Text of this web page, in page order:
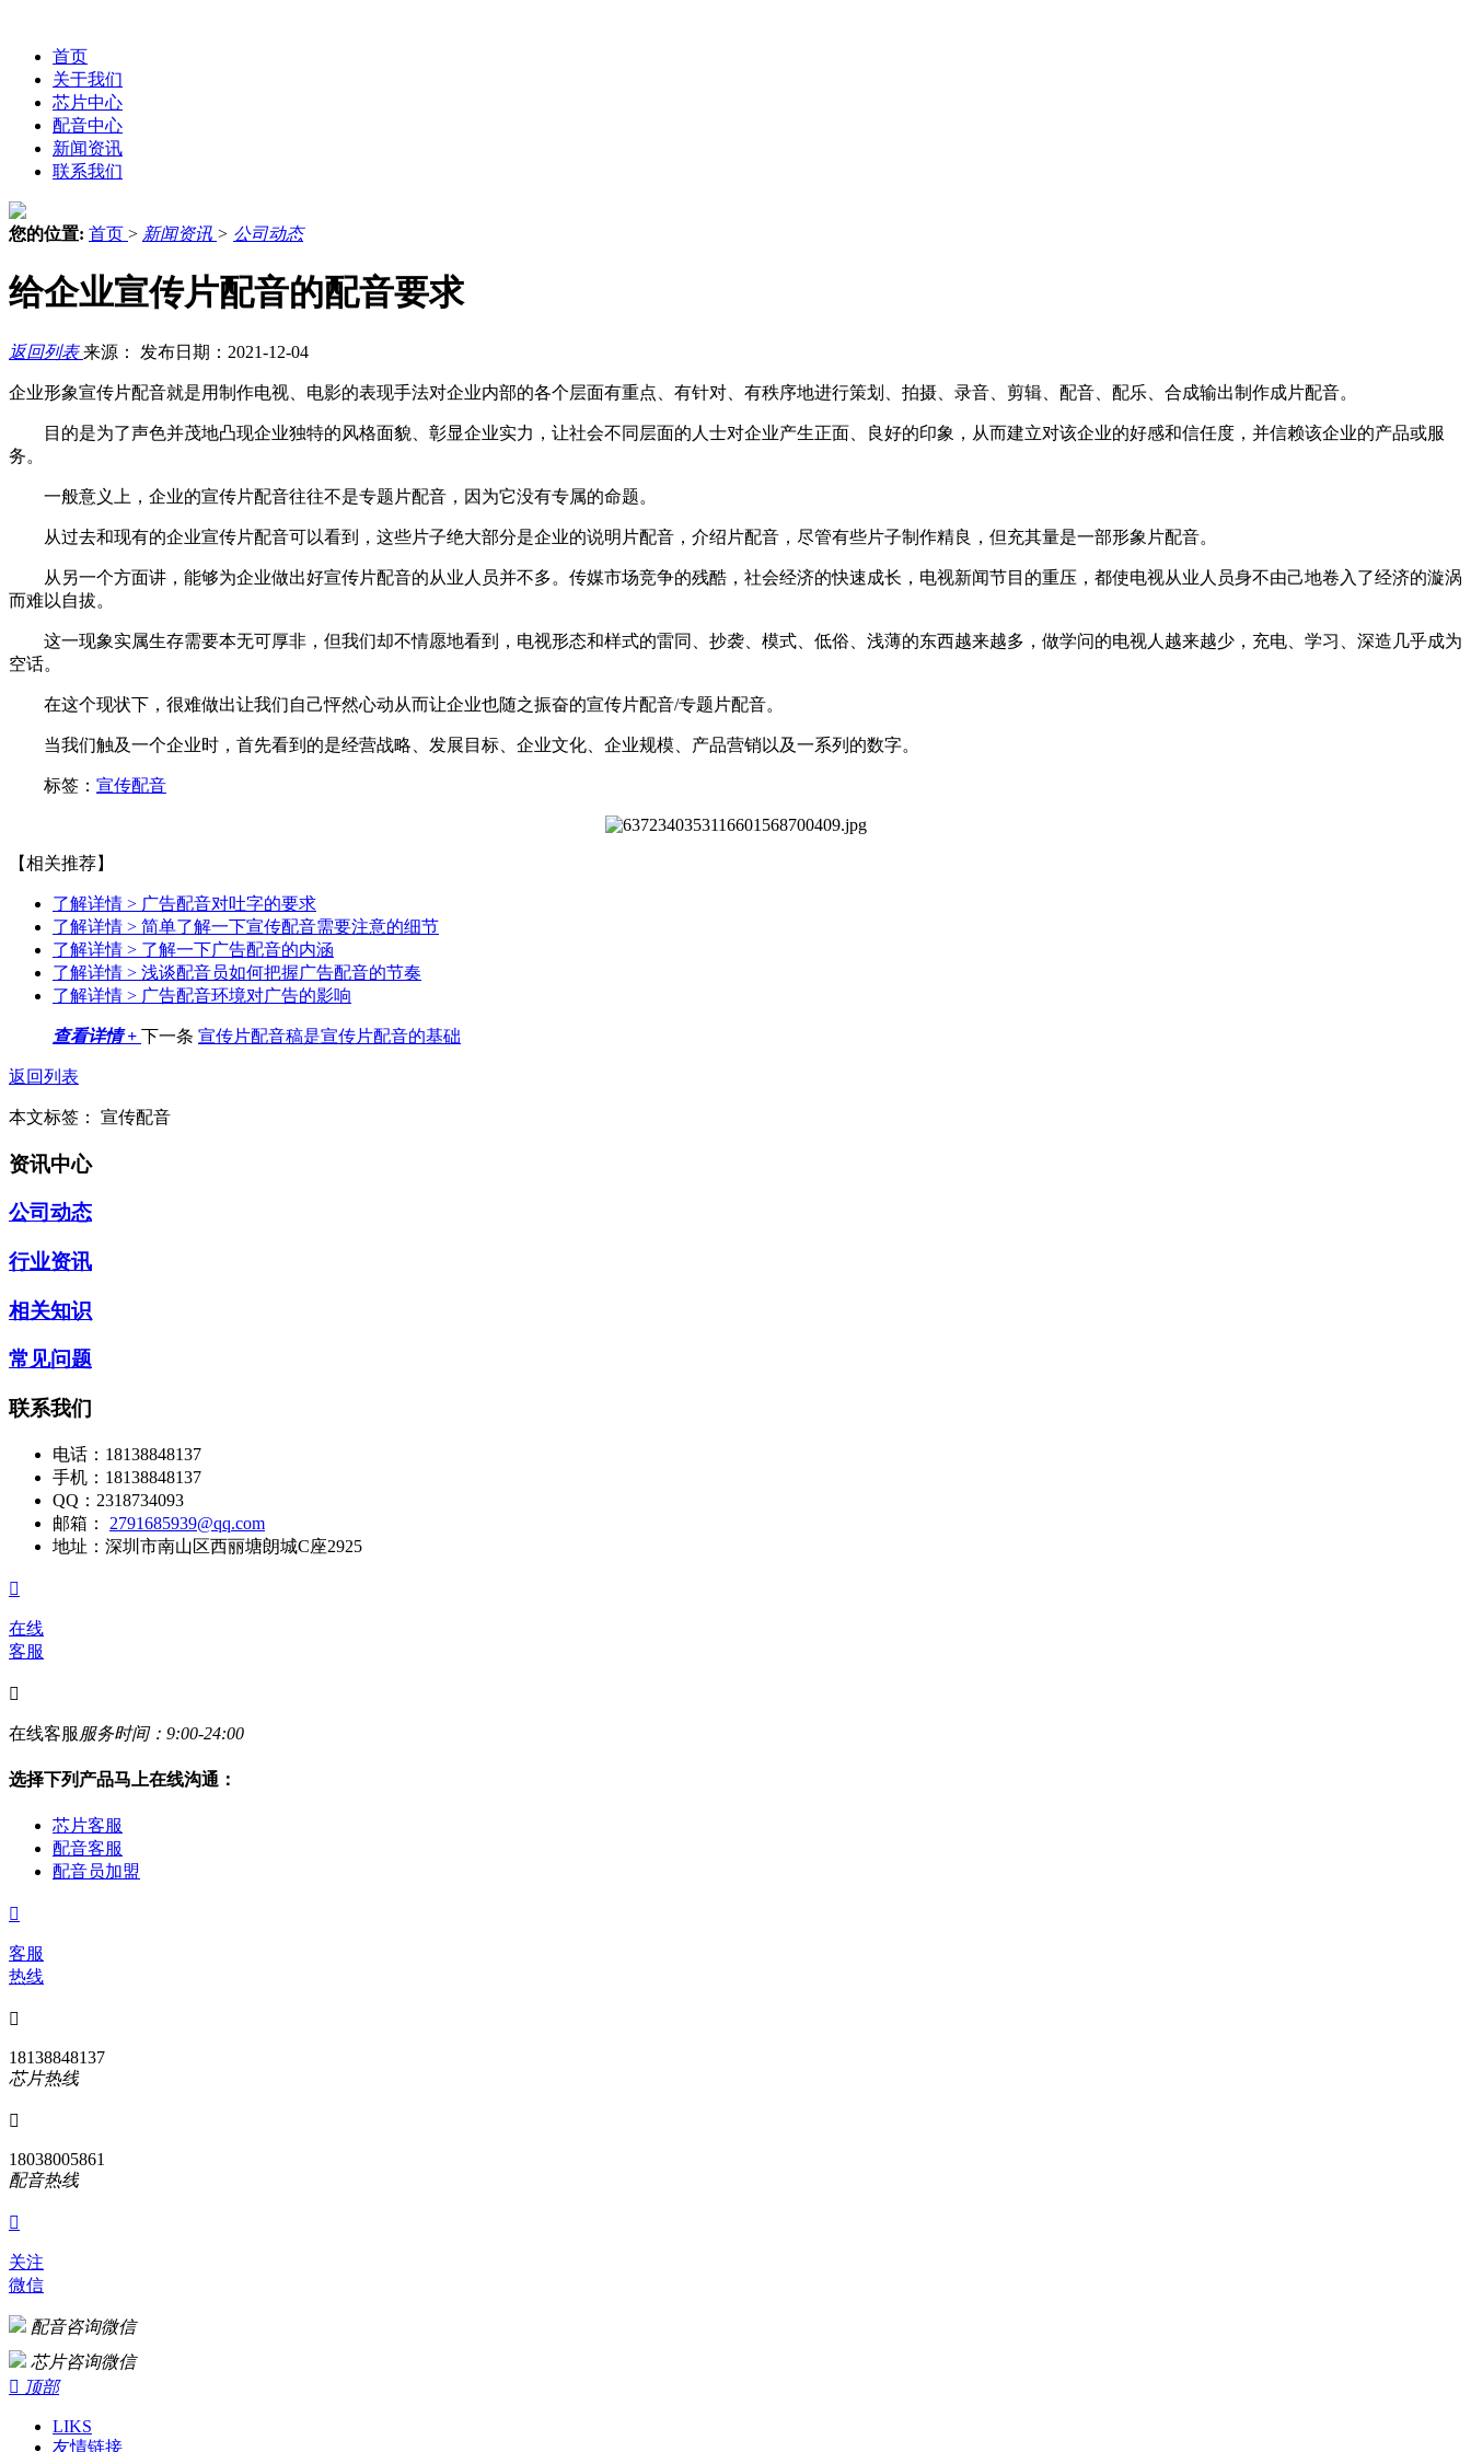
首页
关于我们
芯片中心
配音中心
新闻资讯
联系我们
您的位置: 首页 > 新闻资讯 > 公司动态
给企业宣传片配音的配音要求
返回列表来源： 发布日期：2021-12-04
企业形象宣传片配音就是用制作电视、电影的表现手法对企业内部的各个层面有重点、有针对、有秩序地进行策划、拍摄、录音、剪辑、配音、配乐、合成输出制作成片配音。
目的是为了声色并茂地凸现企业独特的风格面貌、彰显企业实力，让社会不同层面的人士对企业产生正面、良好的印象，从而建立对该企业的好感和信任度，并信赖该企业的产品或服
务。
一般意义上，企业的宣传片配音往往不是专题片配音，因为它没有专属的命题。
从过去和现有的企业宣传片配音可以看到，这些片子绝大部分是企业的说明片配音，介绍片配音，尽管有些片子制作精良，但充其量是一部形象片配音。
从另一个方面讲，能够为企业做出好宣传片配音的从业人员并不多。传媒市场竞争的残酷，社会经济的快速成长，电视新闻节目的重压，都使电视从业人员身不由己地卷入了经济的漩涡
而难以自拔。
这一现象实属生存需要本无可厚非，但我们却不情愿地看到，电视形态和样式的雷同、抄袭、模式、低俗、浅薄的东西越来越多，做学问的电视人越来越少，充电、学习、深造几乎成为
空话。
在这个现状下，很难做出让我们自己怦然心动从而让企业也随之振奋的宣传片配音/专题片配音。
当我们触及一个企业时，首先看到的是经营战略、发展目标、企业文化、企业规模、产品营销以及一系列的数字。
标签： 宣传配音
【相关推荐】
了解详情 > 广告配音对吐字的要求
了解详情 > 简单了解一下宣传配音需要注意的细节
了解详情 > 了解一下广告配音的内涵
了解详情 > 浅谈配音员如何把握广告配音的节奏
了解详情 > 广告配音环境对广告的影响
查看详情 + 下一条 宣传片配音稿是宣传片配音的基础
返回列表
本文标签： 宣传配音
资讯中心
公司动态
行业资讯
相关知识
常见问题
联系我们
电话： 18138848137
手机： 18138848137
QQ： 2318734093
邮箱：
2791685939@qq.com
地址： 深圳市南山区西丽塘朗城C座2925

在线
客服

在线客服 服务时间：9:00-24:00
选择下列产品马上在线沟通：
芯片客服
配音客服
配音员加盟

客服
热线

18138848137
芯片热线

18038005861
配音热线

关注
微信
配音咨询微信
芯片咨询微信
 顶部
LIKS
友情链接